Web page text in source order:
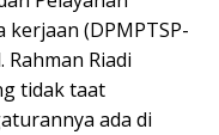
(DPMPTSP-
Riadi
tidak taat
ada di